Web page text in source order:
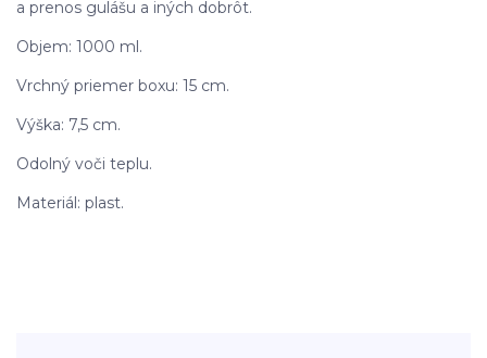
a prenos gulášu a iných dobrôt.
Objem: 1000 ml.
Vrchný priemer boxu: 15 cm.
Výška: 7,5 cm.
Odolný voči teplu.
Materiál: plast.